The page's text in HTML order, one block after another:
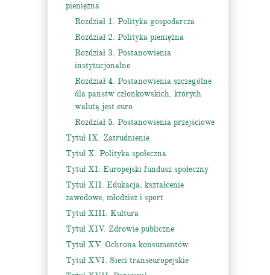
pieniężna
Rozdział 1. Polityka gospodarcza
Rozdział 2. Polityka pieniężna
Rozdział 3. Postanowienia
instytucjonalne
Rozdział 4. Postanowienia szczególne
dla państw członkowskich, których
walutą jest euro
Rozdział 5. Postanowienia przejściowe
Tytuł IX. Zatrudnienie
Tytuł X. Polityka społeczna
Tytuł XI. Europejski fundusz społeczny
Tytuł XII. Edukacja, kształcenie
zawodowe, młodzież i sport
Tytuł XIII. Kultura
Tytuł XIV. Zdrowie publiczne
Tytuł XV. Ochrona konsumentów
Tytuł XVI. Sieci transeuropejskie